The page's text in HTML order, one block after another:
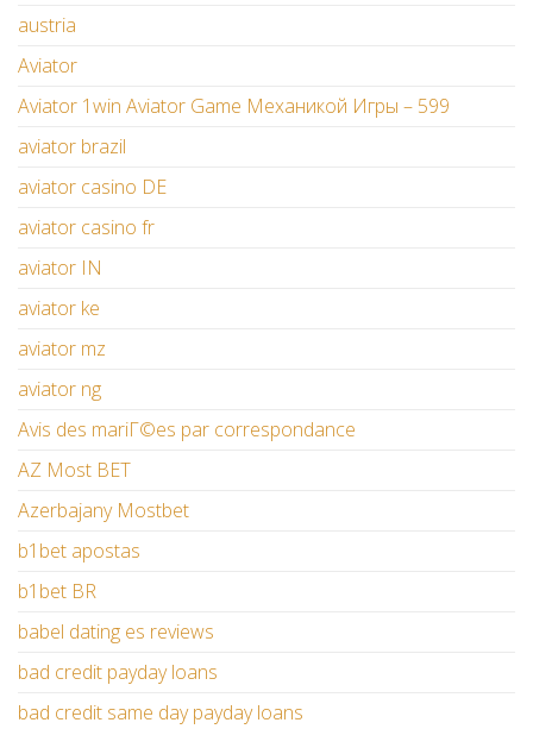
austria
Aviator
Aviator 1win Aviator Game Механикой Игры – 599
aviator brazil
aviator casino DE
aviator casino fr
aviator IN
aviator ke
aviator mz
aviator ng
Avis des mariГ©es par correspondance
AZ Most BET
Azerbajany Mostbet
b1bet apostas
b1bet BR
babel dating es reviews
bad credit payday loans
bad credit same day payday loans